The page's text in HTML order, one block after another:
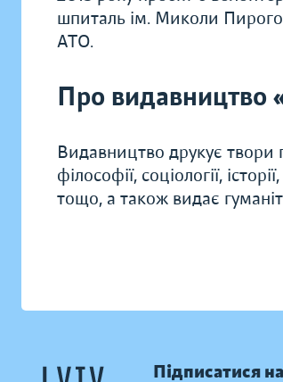
шпиталь ім. Миколи
АТО.
Про видавництво
Видавництво друкує твори
філософії, соціології,
тощо, а також видає
Підписатися